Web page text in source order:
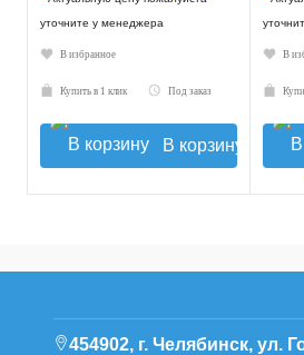
уточните у менеджера
В избранное
Купить в 1 клик Под заказ
В корзину
В
454902, г. Челябинск, ул.